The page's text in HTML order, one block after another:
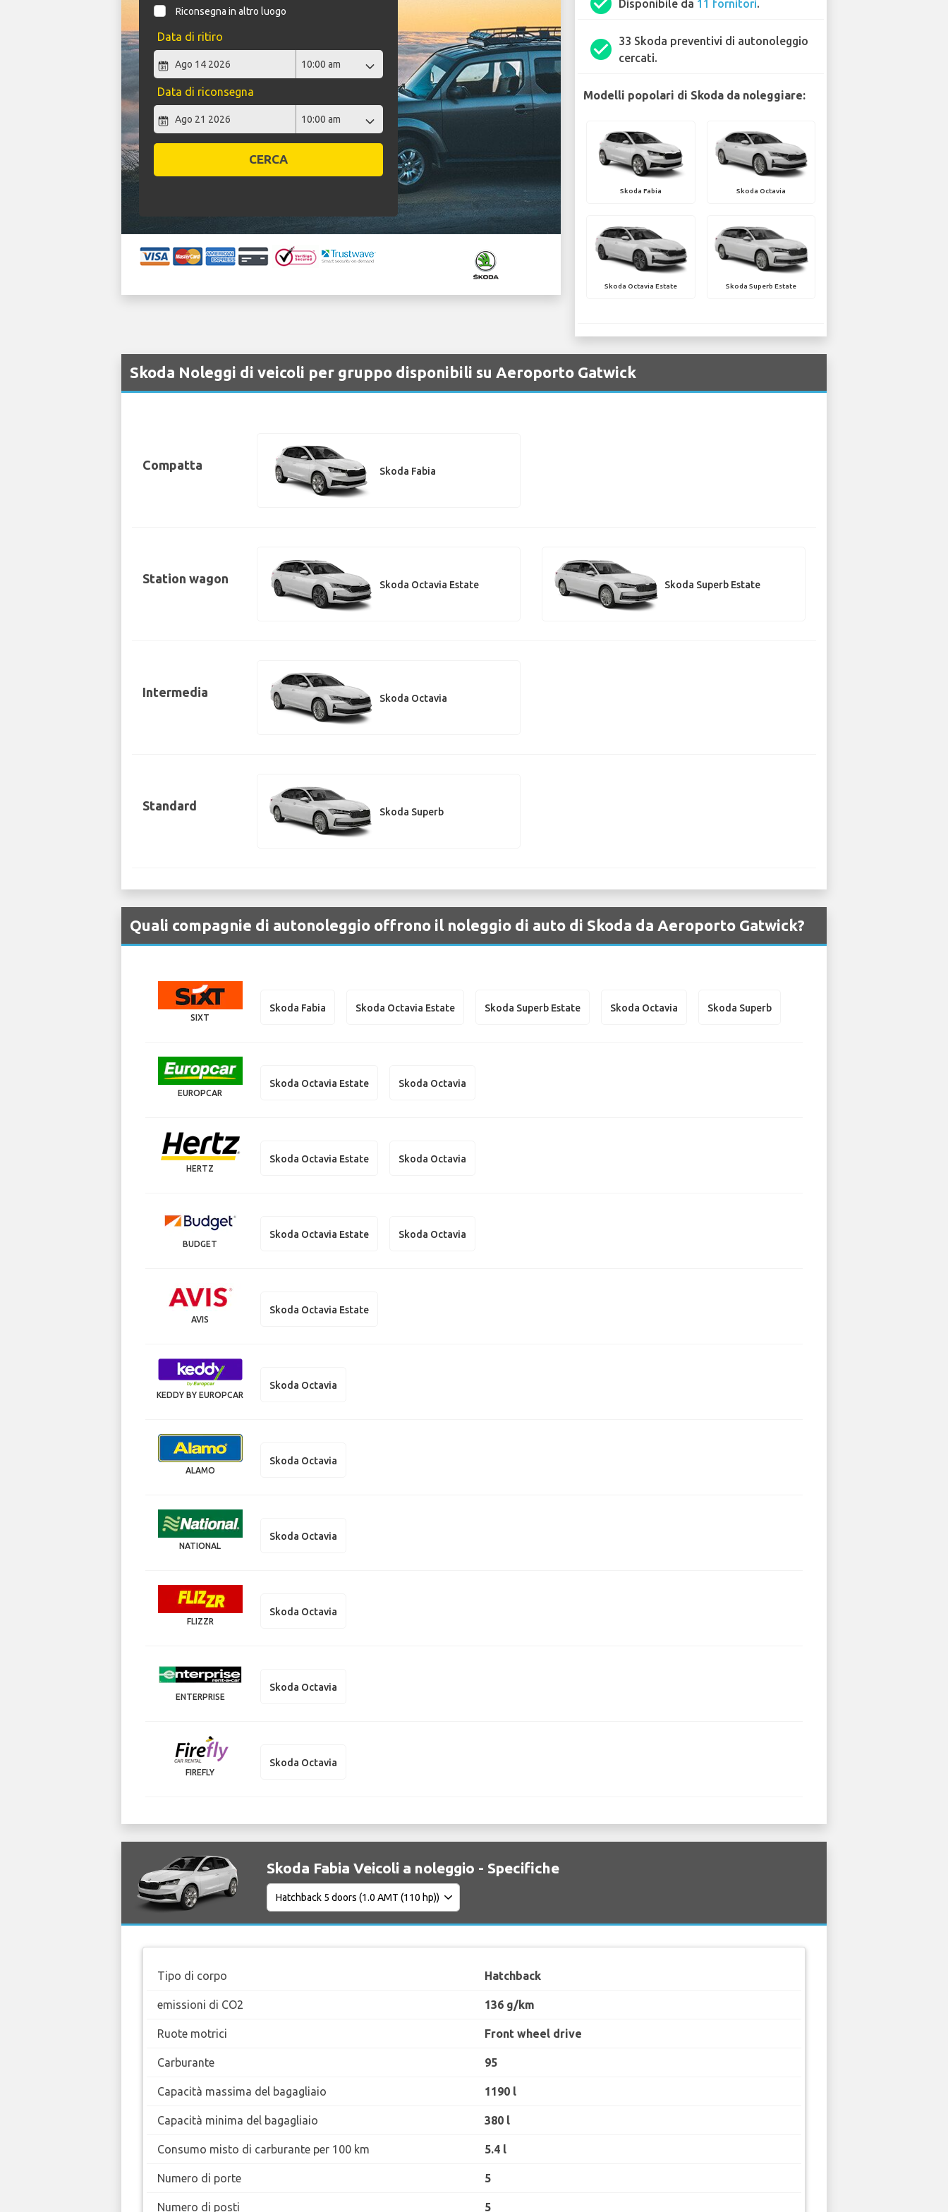
Riconsegna in altro luogo
Data di ritiro
Data di riconsegna
CERCA
Disponibile da 11 fornitori.
check_circle
33 Skoda preventivi di autonoleggio
cercati.
Modelli popolari di Skoda da noleggiare:
Skoda Fabia Skoda Octavia
Skoda Octavia Estate Skoda Superb Estate
Skoda Noleggi di veicoli per gruppo disponibili su Aeroporto Gatwick
Compatta Skoda Fabia
Station wagon Skoda Octavia Estate Skoda Superb Estate
Intermedia Skoda Octavia
Standard Skoda Superb
Quali compagnie di autonoleggio offrono il noleggio di auto di Skoda da Aeroporto Gatwick?
SIXT
Skoda Fabia Skoda Octavia Estate Skoda Superb Estate Skoda Octavia Skoda Superb
EUROPCAR
Skoda Octavia Estate Skoda Octavia
HERTZ
Skoda Octavia Estate Skoda Octavia
BUDGET
Skoda Octavia Estate Skoda Octavia
AVIS
Skoda Octavia Estate
KEDDY BY EUROPCAR
Skoda Octavia
ALAMO
Skoda Octavia
NATIONAL
Skoda Octavia
FLIZZR
Skoda Octavia
ENTERPRISE
Skoda Octavia
FIREFLY
Skoda Octavia
Skoda Fabia Veicoli a noleggio - Specifiche
Tipo di corpo Hatchback
emissioni di CO2 136 g/km
Ruote motrici Front wheel drive
Carburante 95
Capacità massima del bagagliaio 1190 l
Capacità minima del bagagliaio 380 l
Consumo misto di carburante per 100 km 5.4 l
Numero di porte 5
Numero di posti 5